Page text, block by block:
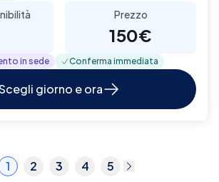
Prezzo
150€
in sede Conferma immediata
giorno e ora
1 2 3 4 5